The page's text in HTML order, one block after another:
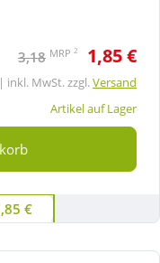
3,18 MRP 2 1,85 €
inkl. MwSt. zzgl.Versand
Artikel auf Lager
€